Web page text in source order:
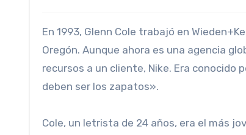
En 1993, Glenn Cole trabajó en
Oregón. Aunque ahora es una agencia
recursos a un cliente, Nike. Era conocido
deben ser los zapatos».
Cole, un letrista de 24 años, era el más